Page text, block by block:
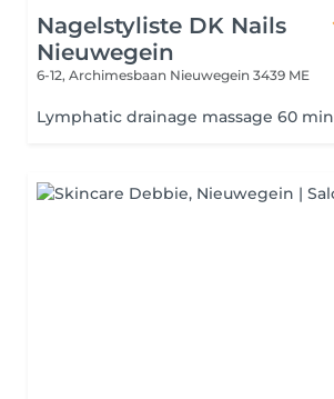
Nagelstyliste DK Nails
Nieuwegein
6-12, Archimesbaan Nieuwegein 3439 ME
Lymphatic drainage massage 60 min